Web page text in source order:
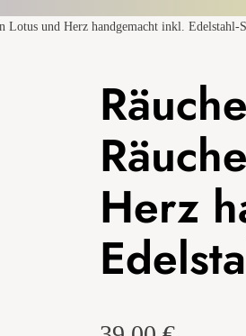
Lotus und Herz handgemacht inkl. Edelstahl-
Herz